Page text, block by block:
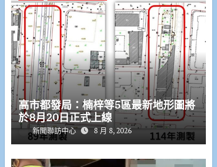
高市都發局：楠梓等5區最新地形圖將
於8月20日正式上線
新聞聯訪中心 8 月 8, 2026